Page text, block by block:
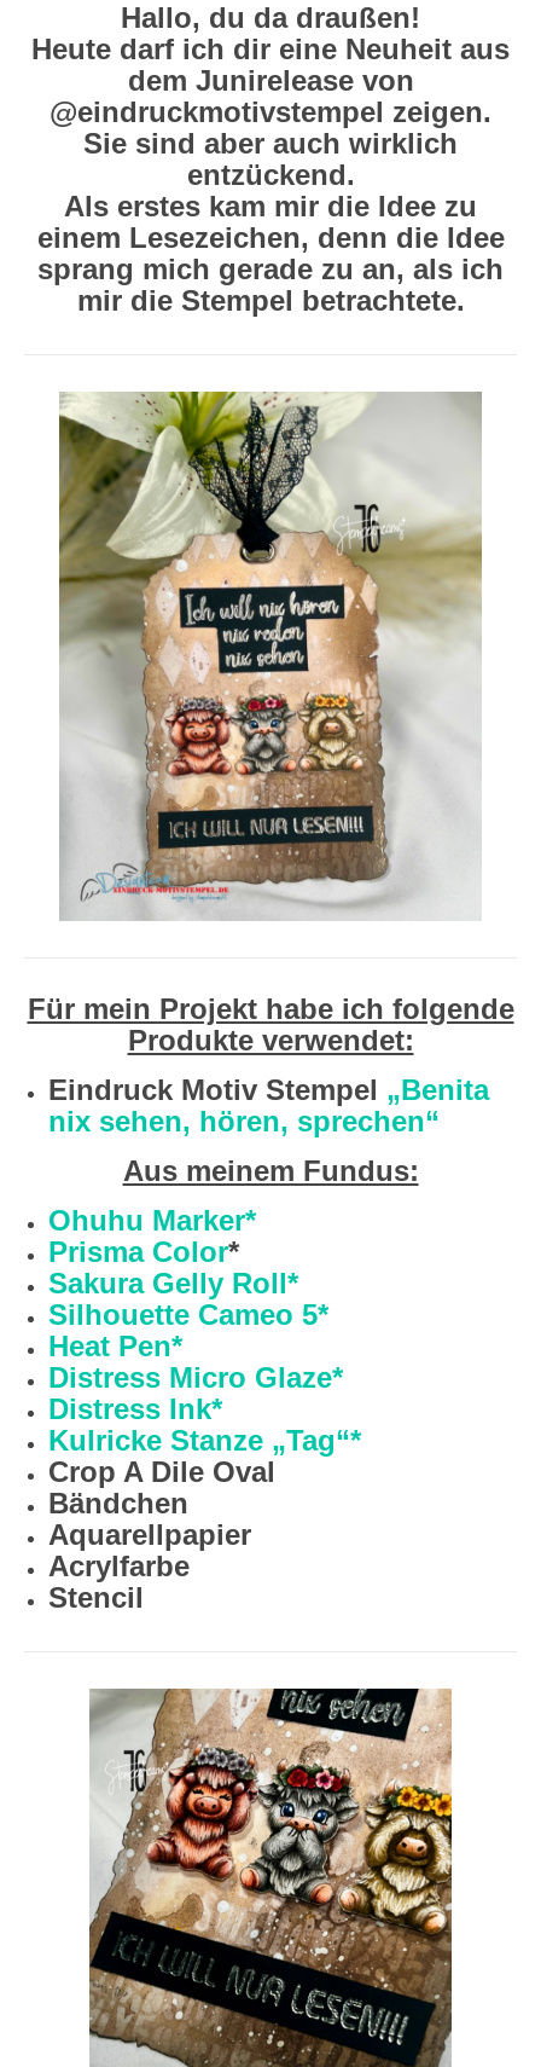
Hallo, du da draußen!
Heute darf ich dir eine Neuheit aus
dem Junirelease von
@eindruckmotivstempel zeigen.
Sie sind aber auch wirklich
entzückend.
Als erstes kam mir die Idee zu
einem Lesezeichen, denn die Idee
sprang mich gerade zu an, als ich
mir die Stempel betrachtete.
Für mein Projekt habe ich folgende
Produkte verwendet:
Eindruck Motiv Stempel „Benita
nix sehen, hören, sprechen“
Aus meinem Fundus:
Ohuhu Marker*
Prisma Color*
Sakura Gelly Roll*
Silhouette Cameo 5*
Heat Pen*
Distress Micro Glaze*
Distress Ink*
Kulricke Stanze „Tag“*
Crop A Dile Oval
Bändchen
Aquarellpapier
Acrylfarbe
Stencil